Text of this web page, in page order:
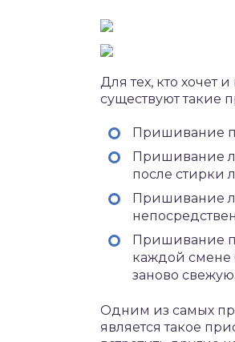
Для тех, кто
существуют такие
Пришивание
Пришивание
после стирки
Пришивание
Пришивание
каждой смене
заново свежую.
Одним из самых
является такое